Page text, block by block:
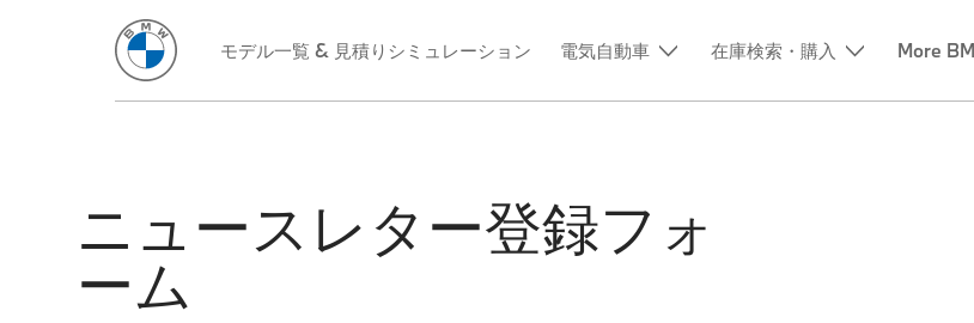
ニュースレター登録フォ
ーム